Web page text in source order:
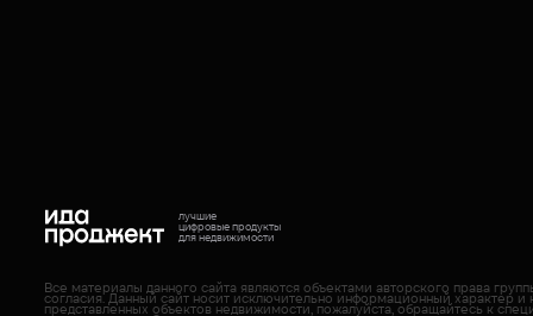
лучшие
цифровые продукты
для недвижимости
Все материалы данного сайта являются объектами авторского права
согласия. Данный сайт носит исключительно информационный характер
представленных объектов недвижимости, пожалуйста, обращайтесь к